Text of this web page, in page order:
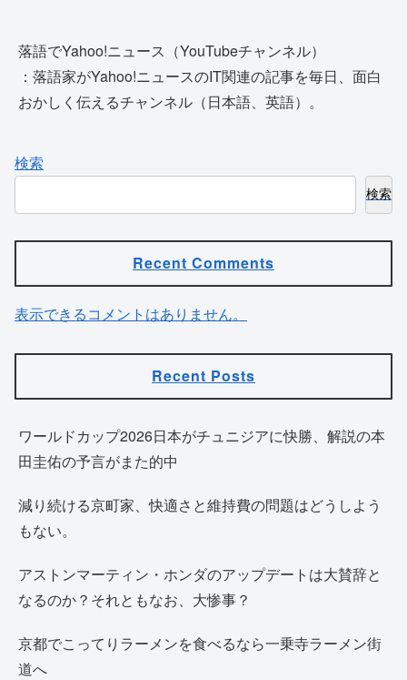
落語でYahoo!ニュース（YouTubeチャンネル）
：落語家がYahoo!ニュースのIT関連の記事を毎日、面白
おかしく伝えるチャンネル（日本語、英語）。
検索
検索
Recent Comments
表示できるコメントはありません。
Recent Posts
ワールドカップ2026日本がチュニジアに快勝、解説の本
田圭佑の予言がまた的中
減り続ける京町家、快適さと維持費の問題はどうしよう
もない。
アストンマーティン・ホンダのアップデートは大賛辞と
なるのか？それともなお、大惨事？
京都でこってりラーメンを食べるなら一乗寺ラーメン街
道へ